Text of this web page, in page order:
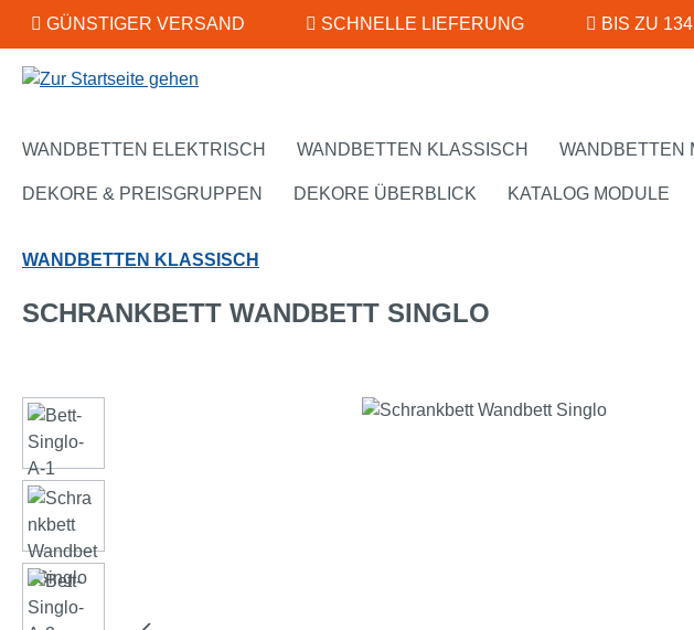
Hauptinhalt springen
Zur Suche springen
Zur Hauptnavigation springen
GÜNSTIGER VERSAND SCHNELLE LIEFERUNG BIS ZU
WANDBETTEN ELEKTRISCH WANDBETTEN KLASSISCH WANDBETTEN
DEKORE & PREISGRUPPEN DEKORE ÜBERBLICK KATALOG MODULE
WANDBETTEN KLASSISCH
SCHRANKBETT WANDBETT SINGLO
Bildergalerie überspringen